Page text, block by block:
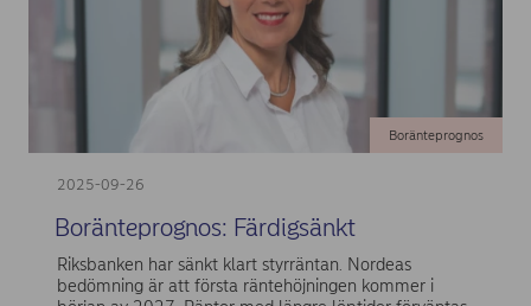
2025-09-26
Boränteprognos
Boränteprognos: Färdigsänkt
Riksbanken har sänkt klart styrräntan. Nordeas
bedömning är att första räntehöjningen kommer i